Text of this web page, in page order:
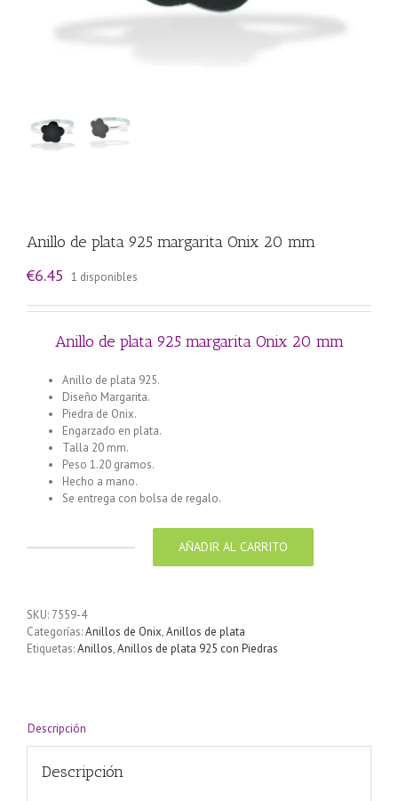
Anillo de plata 925 margarita Onix 20 mm
€6.45 1 disponibles
Anillo de plata 925 margarita Onix 20 mm
Anillo de plata 925.
Diseño Margarita.
Piedra de Onix.
Engarzado en plata.
Talla 20 mm.
Peso 1.20 gramos.
Hecho a mano.
Se entrega con bolsa de regalo.
margarita
Onix
20
AÑADIR AL CARRITO
SKU: 7559-4
Categorías:Anillos de Onix,Anillos de plata
Etiquetas:Anillos,Anillos de plata 925 con Piedras
Descripción
Descripción